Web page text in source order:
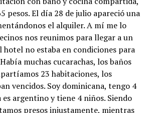
pesos. El día 28 de julio apareció una
el alquiler. A mí me lo
nos reunimos para llegar a un
hotel no estaba en condiciones para
muchas cucarachas, los baños
23 habitaciones, los
vencidos. Soy dominicana, tengo 4
es argentino y tiene 4 niños. Siendo
presos injustamente, mientras